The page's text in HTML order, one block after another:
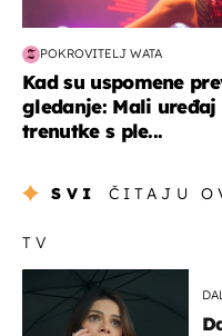
POKROVITELJ WATA
Kad su uspomene
gledanje: Mali
trenutke s ple...
SVI ČITAJU
TV